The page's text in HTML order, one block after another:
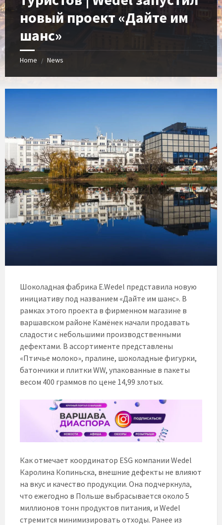
новый проект «Дайте им
шанс»
Home / News
Шоколадная фабрика E.Wedel представила новую
инициативу под названием «Дайте им шанс». В
рамках этого проекта в фирменном магазине в
варшавском районе Камёнек начали продавать
сладости с небольшими производственными
дефектами. В ассортименте представлены
«Птичье молоко», пралине, шоколадные фигурки,
батончики и плитки WW, упакованные в пакеты
весом 400 граммов по цене 14,99 злотых.
Как отмечает координатор ESG компании Wedel
Каролина Копиньска, внешние дефекты не влияют
на вкус и качество продукции. Она подчеркнула,
что ежегодно в Польше выбрасывается около 5
миллионов тонн продуктов питания, и Wedel
стремится минимизировать отходы. Ранее из